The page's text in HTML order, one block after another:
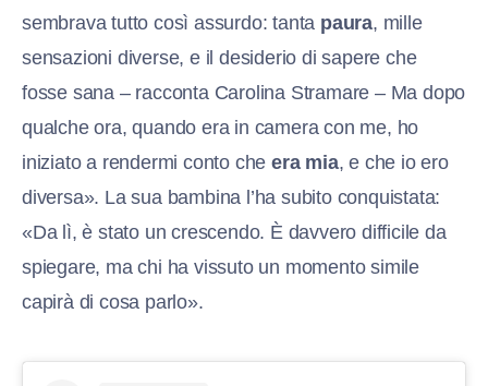
sembrava tutto così assurdo: tanta paura, mille
sensazioni diverse, e il desiderio di sapere che
fosse sana – racconta Carolina Stramare – Ma dopo
qualche ora, quando era in camera con me, ho
iniziato a rendermi conto cheera mia, e che io ero
diversa». La sua bambina l’ha subito conquistata:
«Da lì, è stato un crescendo. È davvero difficile da
spiegare, ma chi ha vissuto un momento simile
capirà di cosa parlo».